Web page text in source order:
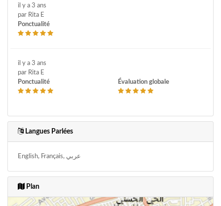
il y a 3 ans
par Rita E
Ponctualité
il y a 3 ans
par Rita E
Ponctualité
Évaluation globale
Langues Parlées
English, Français, عربي
Plan